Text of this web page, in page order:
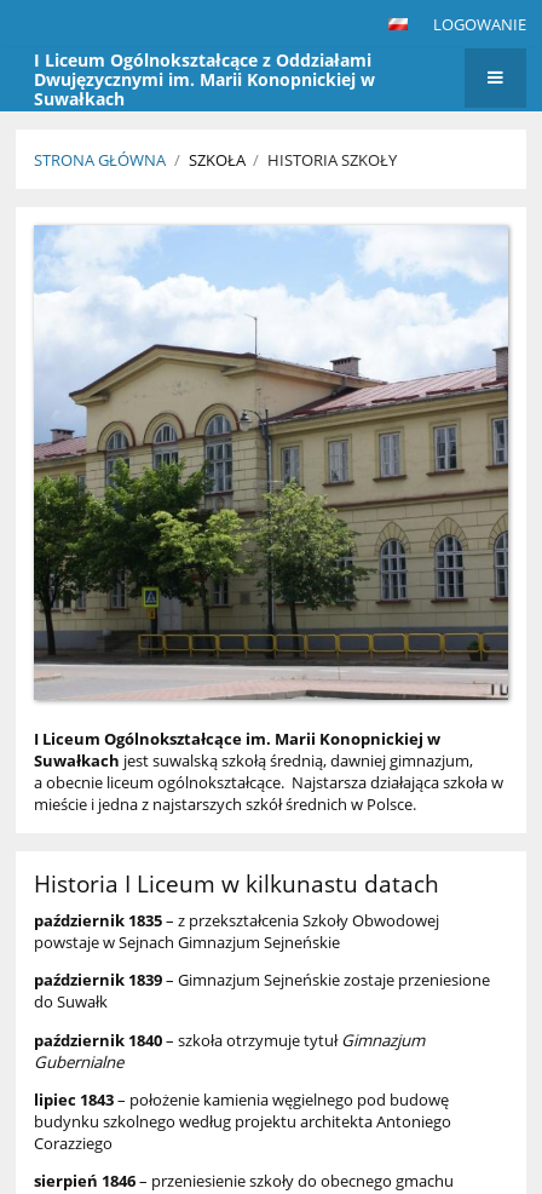
LOGOWANIE
I Liceum Ogólnokształcące z Oddziałami
Dwujęzycznymi im. Marii Konopnickiej w
Suwałkach
STRONA GŁÓWNA / SZKOŁA / HISTORIA SZKOŁY
Historia
szkoły
I Liceum Ogólnokształcące im. Marii Konopnickiej w
Suwałkach jest suwalską szkołą średnią, dawniej gimnazjum,
a obecnie liceum ogólnokształcące. Najstarsza działająca szkoła w
mieście i jedna z najstarszych szkół średnich w Polsce.
Historia I Liceum w kilkunastu datach
październik 1835– z przekształcenia Szkoły Obwodowej
powstaje w Sejnach Gimnazjum Sejneńskie
październik 1839– Gimnazjum Sejneńskie zostaje przeniesione
do Suwałk
październik 1840– szkoła otrzymuje tytułGimnazjum
Gubernialne
lipiec 1843– położenie kamienia węgielnego pod budowę
budynku szkolnego według projektu architekta Antoniego
Corazziego
sierpień 1846– przeniesienie szkoły do obecnego gmachu